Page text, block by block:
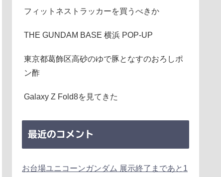
フィットネストラッカーを買うべきか
THE GUNDAM BASE 横浜 POP-UP
東京都葛飾区高砂のゆで豚となすのおろしポ
ン酢
Galaxy Z Fold8を見てきた
最近のコメント
お台場ユニコーンガンダム 展示終了まであと1